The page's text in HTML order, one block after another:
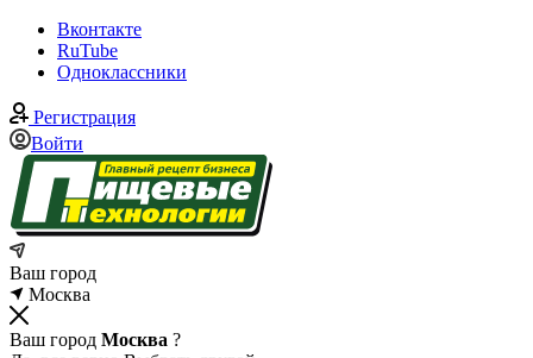
Вконтакте
RuTube
Одноклассники
Регистрация
Войти
Ваш город
Москва
Ваш город Москва ?